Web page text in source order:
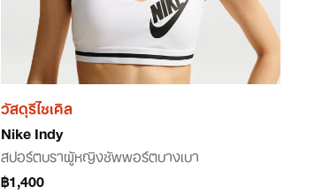
วัสดุรีไซเคิล
Nike Indy
สปอร์ตบราผู้หญิงซัพพอร์ตบางเบา
฿1,400